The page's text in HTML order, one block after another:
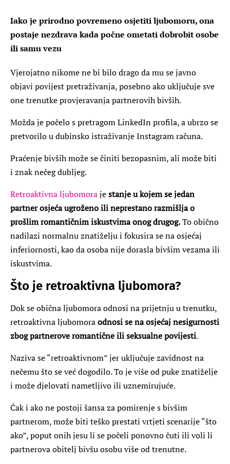
Iako je prirodno povremeno osjetiti ljubomoru, ona
postaje nezdrava kada počne ometati dobrobit osobe
ili samu vezu
Vjerojatno nikome ne bi bilo drago da mu se javno
objavi povijest pretraživanja, posebno ako uključuje sve
one trenutke provjeravanja partnerovih bivših.
Možda je počelo s pretragom LinkedIn profila, a ubrzo se
pretvorilo u dubinsko istraživanje Instagram računa.
Praćenje bivših može se činiti bezopasnim, ali može biti
i znak nečeg dubljeg.
Retroaktivna ljubomorajestanje u kojem se jedan
partner osjeća ugroženo ili neprestano razmišlja o
prošlim romantičnim iskustvima onog drugog.To obično
nadilazi normalnu znatiželju i fokusira se na osjećaj
inferiornosti, kao da osoba nije dorasla bivšim vezama ili
iskustvima.
Što je retroaktivna ljubomora?
Dok se obična ljubomora odnosi na prijetnju u trenutku,
retroaktivna ljubomoraodnosi se na osjećaj nesigurnosti
zbog partnerove romantične ili seksualne povijesti.
Naziva se “retroaktivnom” jer uključuje zavidnost na
nečemu što se već dogodilo. To je više od puke znatiželje
i može djelovati nametljivo ili uznemirujuće.
Čak i ako ne postoji šansa za pomirenje s bivšim
partnerom, može biti teško prestati vrtjeti scenarije “što
ako”, poput onih jesu li se počeli ponovno čuti ili voli li
partnerova obitelj bivšu osobu više od trenutne.